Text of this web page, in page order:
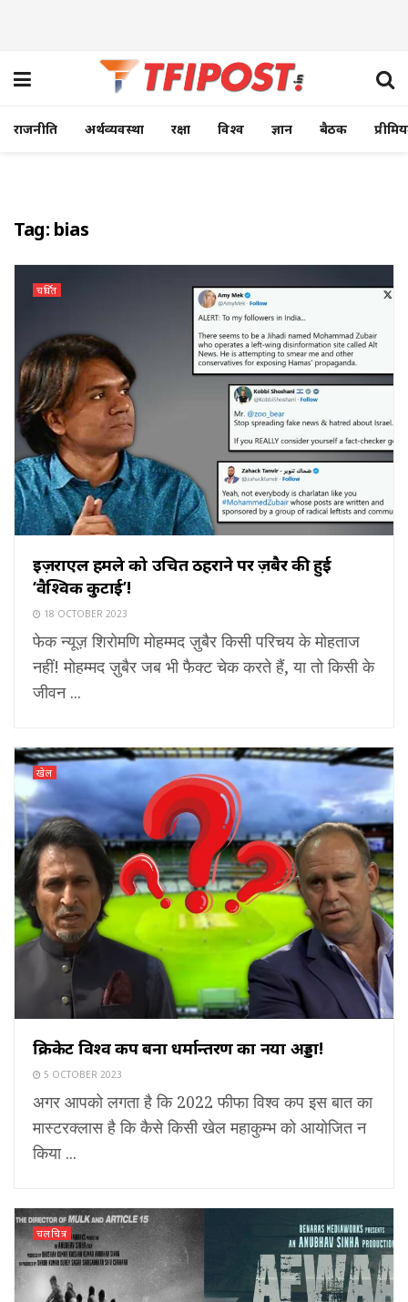
राजनीति अर्थव्यवस्था रक्षा विश्व ज्ञान बैठक
Tag: bias
चर्चित
इज़राएल हमले को उचित ठहराने पर ज़ुबैर की हुई
‘वैश्विक कुटाई’!
18 OCTOBER 2023
फेक न्यूज़ शिरोमणि मोहम्मद ज़ुबैर किसी परिचय के मोहताज
नहीं! मोहम्मद ज़ुबैर जब भी फैक्ट चेक करते हैं, या तो किसी के
जीवन ...
खेल
क्रिकेट विश्व कप बना धर्मान्तरण का नया अड्डा!
5 OCTOBER 2023
अगर आपको लगता है कि 2022 फीफा विश्व कप इस बात का
मास्टरक्लास है कि कैसे किसी खेल महाकुम्भ को आयोजित न
किया ...
चलचित्र